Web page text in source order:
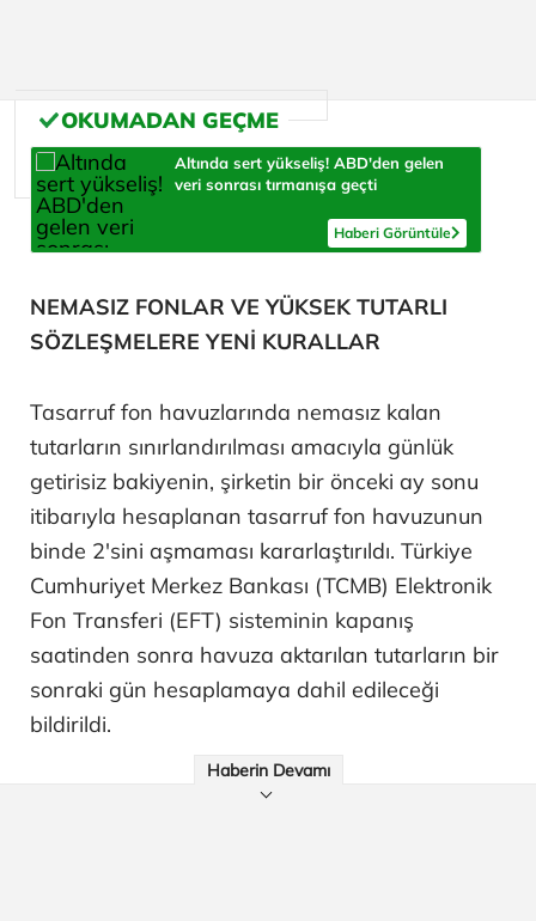
Altında sert yükseliş! ABD'den gelen
veri sonrası tırmanışa geçti
Haberi Görüntüle
NEMASIZ FONLAR VE YÜKSEK TUTARLI
SÖZLEŞMELERE YENİ KURALLAR
Tasarruf fon havuzlarında nemasız kalan
tutarların sınırlandırılması amacıyla günlük
getirisiz bakiyenin, şirketin bir önceki ay sonu
itibarıyla hesaplanan tasarruf fon havuzunun
binde 2'sini aşmaması kararlaştırıldı. Türkiye
Cumhuriyet Merkez Bankası (TCMB) Elektronik
Fon Transferi (EFT) sisteminin kapanış
saatinden sonra havuza aktarılan tutarların bir
sonraki gün hesaplamaya dahil edileceği
bildirildi.
Haberin Devamı